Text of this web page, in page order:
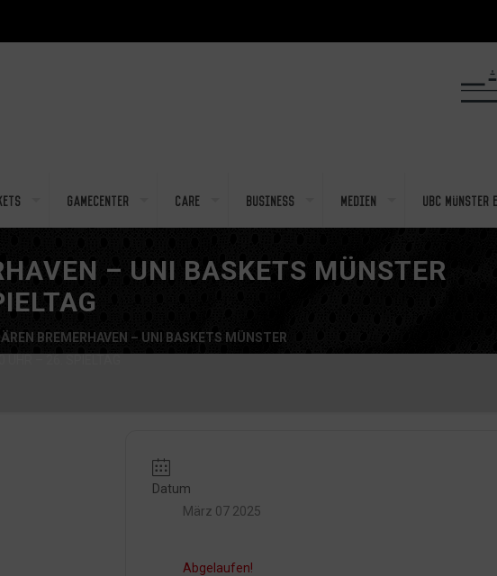
Gamecenter Care Business Medien UBC Münster
– UNI BASKETS MÜNSTER
BREMERHAVEN – UNI BASKETS MÜNSTER
Datum
März 07 2025
Abgelaufen!